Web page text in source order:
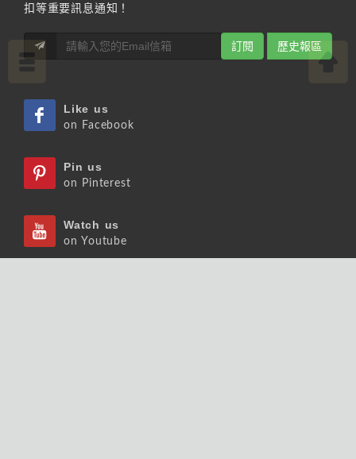
扣等重要訊息通知！
訂閱 歷史報區
Like us
on Facebook
Pin us
on Pinterest
Watch us
on Youtube